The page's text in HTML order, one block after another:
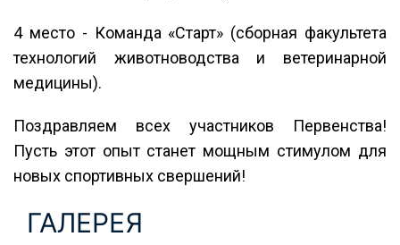
4 место - Команда «Старт» (сборная факультета
технологий животноводства и ветеринарной
медицины).
Поздравляем всех участников Первенства!
Пусть этот опыт станет мощным стимулом для
новых спортивных свершений!
ГАЛЕРЕЯ